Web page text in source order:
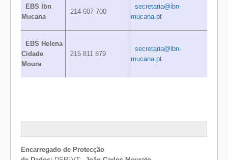
EBS Ibn
Mucana
214 607 700
secretaria@ibn-
mucana.pt
EBS Helena
Cidade
Moura
215 811 879
secretaria@ibn-
mucana.pt
Encarregado de Protecção